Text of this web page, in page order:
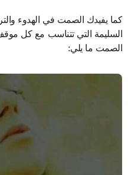
كما يفيدك الصمت في الهدوء
السليمة التي تتناسب مع كل
الصمت ما يلي: